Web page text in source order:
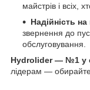
майстрів і всіх,
Надійність
звернення до
обслуговування.
Hydrolider — №1 у
лідерам —